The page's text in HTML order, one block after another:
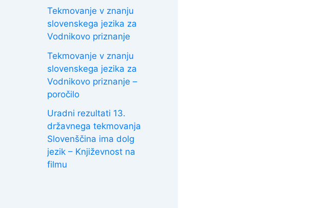
Tekmovanje v znanju
slovenskega jezika za
Vodnikovo priznanje
Tekmovanje v znanju
slovenskega jezika za
Vodnikovo priznanje –
poročilo
Uradni rezultati 13.
državnega tekmovanja
Slovenščina ima dolg
jezik – Književnost na
filmu